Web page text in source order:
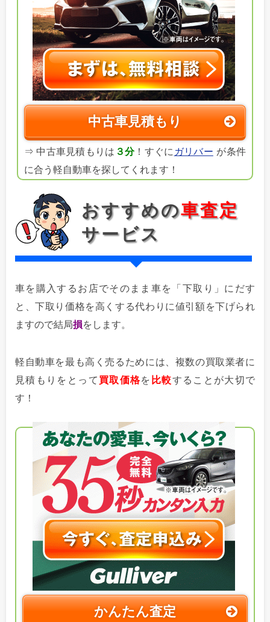
中古車見積もり
⇒ 中古車見積もりは ３分！すぐに ガリバー が条件
に合う軽自動車を探してくれます！
おすすめの車査定
サービス
車を購入するお店でそのまま車を「下取り」にだす
と、下取り価格を高くする代わりに値引額を下げられ
ますので結局損をします。
軽自動車を最も高く売るためには、複数の買取業者に
見積もりをとって 買取価格を 比較することが大切で
す！
かんたん査定